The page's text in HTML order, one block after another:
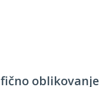
oblikovanje